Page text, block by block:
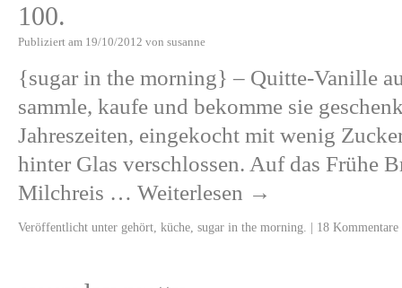
100.
Publiziert am 19/10/2012 von susanne
{sugar in the morning} – Quitte-Vanille
sammle, kaufe und bekomme sie
Jahreszeiten, eingekocht mit wenig
hinter Glas verschlossen. Auf das Frühe
Milchreis … Weiterlesen →
Veröffentlicht unter gehört küche sugar in the morning. | 18 Kommentare